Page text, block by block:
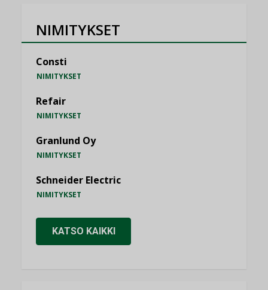
NIMITYKSET
Consti
NIMITYKSET
Refair
NIMITYKSET
Granlund Oy
NIMITYKSET
Schneider Electric
NIMITYKSET
KATSO KAIKKI